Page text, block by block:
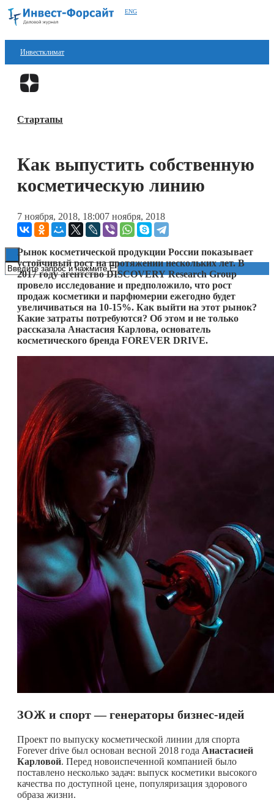
ENG
Инвестклимат
Финансы
Блокчейн
Книги
Стартапы
Как выпустить собственную
косметическую линию
7 ноября, 2018, 18:007 ноября, 2018
Рынок косметической продукции России показывает
устойчивый рост на протяжении нескольких лет. В
2017 году агентство DISCOVERY Research Group
провело исследование и предположило, что рост
продаж косметики и парфюмерии ежегодно будет
увеличиваться на 10-15%. Как выйти на этот рынок?
Какие затраты потребуются? Об этом и не только
рассказала Анастасия Карлова, основатель
косметического бренда FOREVER DRIVE.
ЗОЖ и спорт — генераторы бизнес-идей
Проект по выпуску косметической линии для спорта
Forever drive был основан весной 2018 года Анастасией
Карловой. Перед новоиспеченной компанией было
поставлено несколько задач: выпуск косметики высокого
качества по доступной цене, популяризация здорового
образа жизни.